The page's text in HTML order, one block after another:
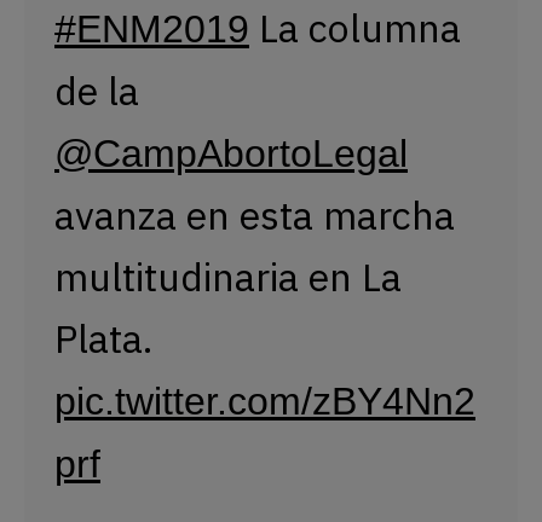
#ENM2019 La columna
@CampAbortoLegal
avanza en esta marcha
multitudinaria en La
pic.twitter.com/zBY4Nn2
prf